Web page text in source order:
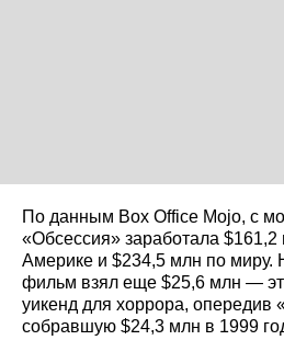
По данным Box Office Mojo, с
«Обсессия» заработала
Америке и $234,5 млн по миру.
фильм взял еще $25,6 млн —
уикенд для хоррора, опередив
собравшую $24,3 млн в 1999